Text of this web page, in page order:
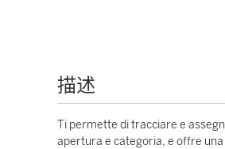
描述
Ti permette di tracciare e
apertura e categoria, e offre